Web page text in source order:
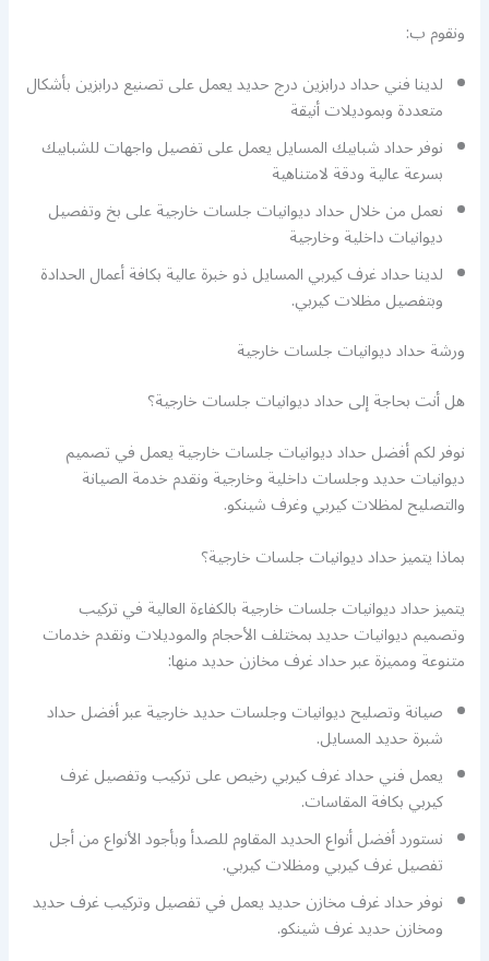
ونقوم ب:
لدينا فني حداد درابزين درج حديد يعمل على تصنيع درابزين بأشكال
متعددة وبموديلات أنيقة
نوفر حداد شبابيك المسايل يعمل على تفصيل واجهات للشبابيك
بسرعة عالية ودقة لامتناهية
نعمل من خلال حداد ديوانيات جلسات خارجية على بخ وتفصيل
ديوانيات داخلية وخارجية
لدينا حداد غرف كيربي المسايل ذو خبرة عالية بكافة أعمال الحدادة
وبتفصيل مظلات كيربي.
ورشة حداد ديوانيات جلسات خارجية
هل أنت بحاجة إلى حداد ديوانيات جلسات خارجية؟
نوفر لكم أفضل حداد ديوانيات جلسات خارجية يعمل في تصميم
ديوانيات حديد وجلسات داخلية وخارجية ونقدم خدمة الصيانة
والتصليح لمظلات كيربي وغرف شينكو.
بماذا يتميز حداد ديوانيات جلسات خارجية؟
يتميز حداد ديوانيات جلسات خارجية بالكفاءة العالية في تركيب
وتصميم ديوانيات حديد بمختلف الأحجام والموديلات ونقدم خدمات
متنوعة ومميزة عبر حداد غرف مخازن حديد منها:
صيانة وتصليح ديوانيات وجلسات حديد خارجية عبر أفضل حداد
شبرة حديد المسايل.
يعمل فني حداد غرف كيربي رخيص على تركيب وتفصيل غرف
كيربي بكافة المقاسات.
نستورد أفضل أنواع الحديد المقاوم للصدأ وبأجود الأنواع من أجل
تفصيل غرف كيربي ومظلات كيربي.
نوفر حداد غرف مخازن حديد يعمل في تفصيل وتركيب غرف حديد
ومخازن حديد غرف شينكو.